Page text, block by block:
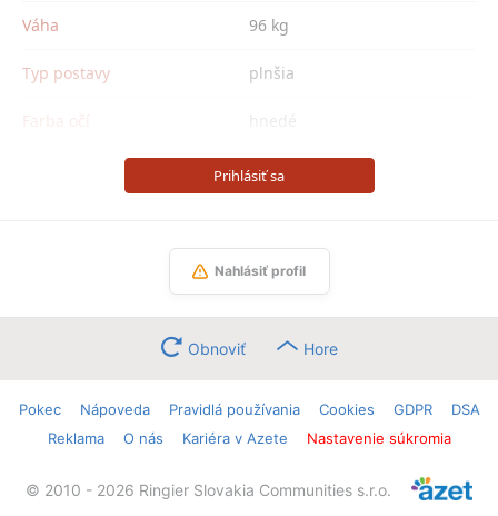
Váha 96 kg
Typ postavy plnšia
Farba očí hnedé
Prihlásiť sa
Nahlásiť profil
Obnoviť Hore
Pokec Nápoveda Pravidlá používania Cookies GDPR
DSA
Reklama
O nás Kariéra v Azete Nastavenie súkromia
© 2010 - 2026 Ringier Slovakia Communities s.r.o.